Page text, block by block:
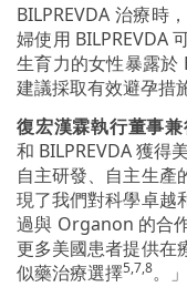
BILPREVDA 治療時
婦使用 BILPREVDA
生育力的女性暴露於
建議採取有效避孕措
復宏漢霖執行董事
和 BILPREVDA 獲得
自主研發、自主生產
現了我們對科學卓越
過與 Organon 的合
更多美國患者提供在
似藥治療選擇5,7,8。」